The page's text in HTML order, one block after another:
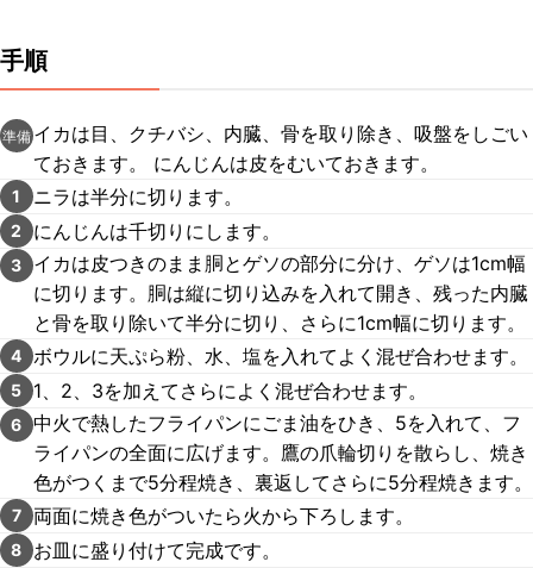
手順
準備 イカは目、クチバシ、内臓、骨を取り除き、吸盤をしごい
ておきます。 にんじんは皮をむいておきます。
1 ニラは半分に切ります。
2 にんじんは千切りにします。
3
イカは皮つきのまま胴とゲソの部分に分け、ゲソは1cm幅
に切ります。胴は縦に切り込みを入れて開き、残った内臓
と骨を取り除いて半分に切り、さらに1cm幅に切ります。
4 ボウルに天ぷら粉、水、塩を入れてよく混ぜ合わせます。
5 1、2、3を加えてさらによく混ぜ合わせます。
6 中火で熱したフライパンにごま油をひき、5を入れて、フ
ライパンの全面に広げます。鷹の爪輪切りを散らし、焼き
色がつくまで5分程焼き、裏返してさらに5分程焼きます。
7 両面に焼き色がついたら火から下ろします。
8 お皿に盛り付けて完成です。